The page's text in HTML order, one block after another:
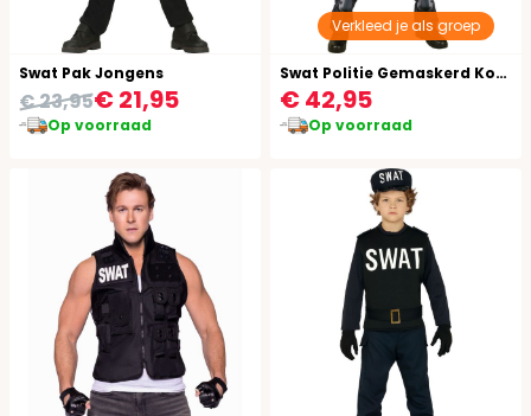
Swat Pak Jongens
€ 21,95
€ 23,95
Op voorraad
Verkleed je als groep
Swat Politie Gemaskerd Kostuum Heren
€ 42,95
Op voorraad